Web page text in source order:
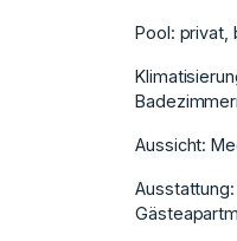
Pool: privat,
Aussicht: